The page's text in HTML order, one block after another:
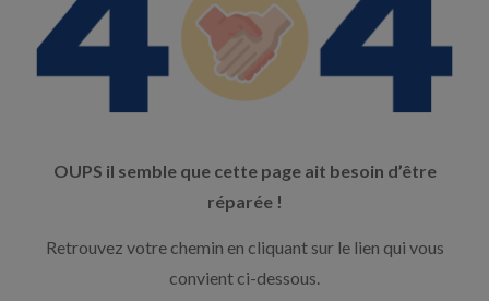
OUPS il semble que cette page ait besoin d’être
réparée !
Retrouvez votre chemin en cliquant sur le lien qui vous
convient ci-dessous.